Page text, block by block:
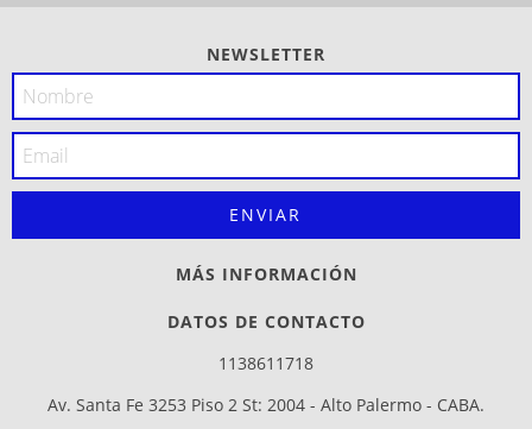
NEWSLETTER
MÁS INFORMACIÓN
DATOS DE CONTACTO
1138611718
Av. Santa Fe 3253 Piso 2 St: 2004 - Alto Palermo - CABA.